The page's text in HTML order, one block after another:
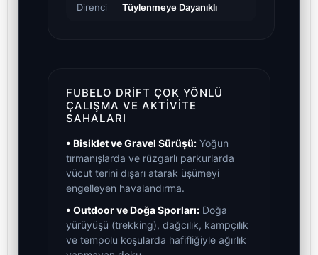
Direnci
Tüylenmeye Dayanıklı
FUBELO DRIFT ÇOK YÖNLÜ
ÇALIŞMA VE AKTIVITE
SAHALARI
• Bisiklet ve Gravel Sürüşü: Yoğun
tırmanışlarda ve rüzgarlı parkurlarda
vücut terini dışarı atarak üşümeyi
engelleyen havalandırma.
• Outdoor ve Doğa Sporları: Doğa
yürüyüşü (trekking), dağcılık, kampçılık
ve tempolu koşularda hafifliğiyle ağırlık